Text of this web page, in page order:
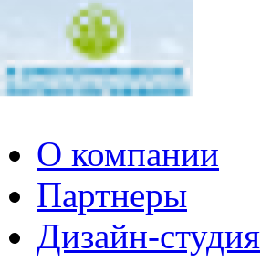
О компании
Партнеры
Дизайн-студия